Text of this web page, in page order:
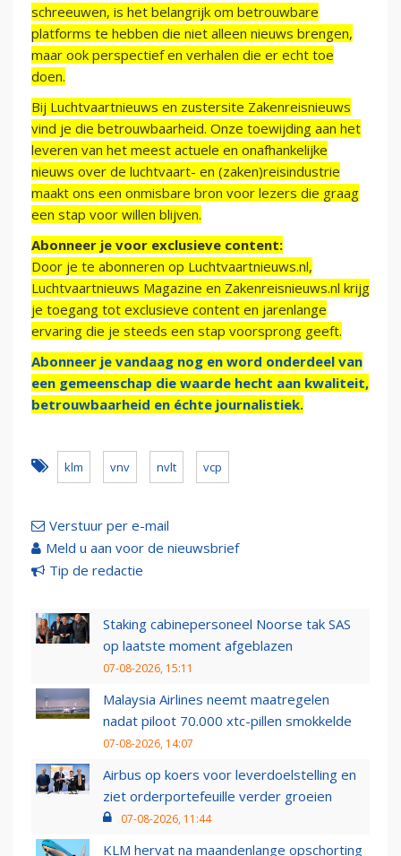
schreeuwen, is het belangrijk om betrouwbare
platforms te hebben die niet alleen nieuws brengen,
maar ook perspectief en verhalen die er echt toe
doen.
Bij Luchtvaartnieuws en zustersite Zakenreisnieuws
vind je die betrouwbaarheid. Onze toewijding aan het
leveren van het meest actuele en onafhankelijke
nieuws over de luchtvaart- en (zaken)reisindustrie
maakt ons een onmisbare bron voor lezers die graag
een stap voor willen blijven.
Abonneer je voor exclusieve content:
Door je te abonneren op Luchtvaartnieuws.nl,
Luchtvaartnieuws Magazine en Zakenreisnieuws.nl krijg
je toegang tot exclusieve content en jarenlange
ervaring die je steeds een stap voorsprong geeft.
Abonneer je vandaag nog en word onderdeel van
een gemeenschap die waarde hecht aan kwaliteit,
betrouwbaarheid en échte journalistiek.
klm vnv nvlt vcp
Verstuur per e-mail
Meld u aan voor de nieuwsbrief
Tip de redactie
Staking cabinepersoneel Noorse tak SAS
op laatste moment afgeblazen
07-08-2026, 15:11
Malaysia Airlines neemt maatregelen
nadat piloot 70.000 xtc-pillen smokkelde
07-08-2026, 14:07
Airbus op koers voor leverdoelstelling en
ziet orderportefeuille verder groeien
07-08-2026, 11:44
KLM hervat na maandenlange opschorting